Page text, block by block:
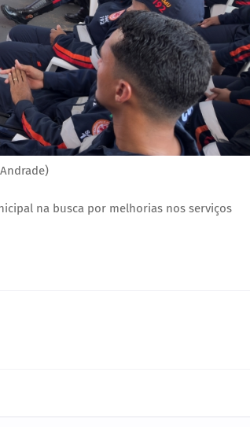
na busca por melhorias nos serviços